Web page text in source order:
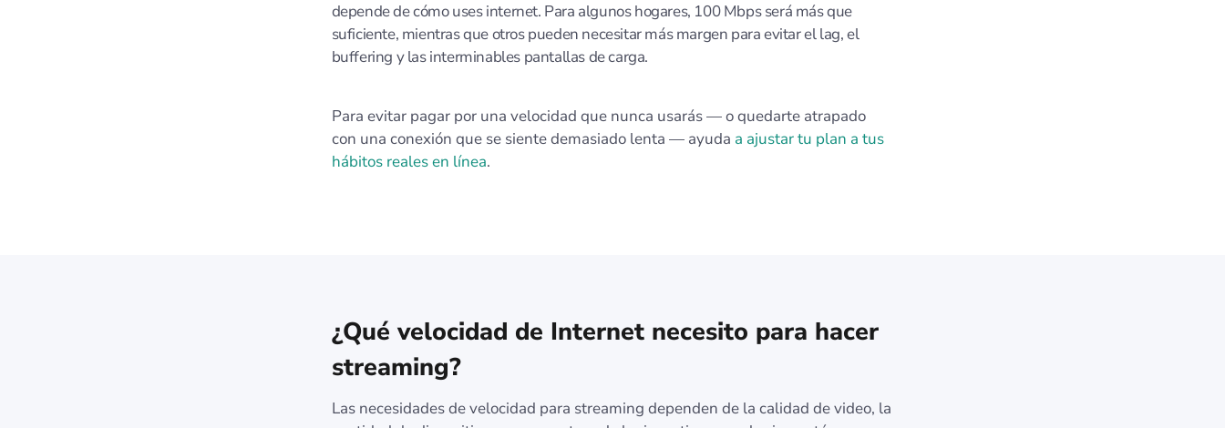
depende de cómo uses internet. Para algunos hogares, 100 Mbps será más que
suficiente, mientras que otros pueden necesitar más margen para evitar el lag, el
buffering y las interminables pantallas de carga.
Para evitar pagar por una velocidad que nunca usarás — o quedarte atrapado
con una conexión que se siente demasiado lenta — ayuda a ajustar tu plan a tus
hábitos reales en línea.
¿Qué velocidad de Internet necesito para hacer
streaming?
Las necesidades de velocidad para streaming dependen de la calidad de video, la